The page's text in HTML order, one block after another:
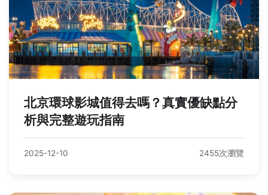
北京環球影城值得去嗎？真實優缺點分
析與完整遊玩指南
2025-12-10 2455次瀏覽